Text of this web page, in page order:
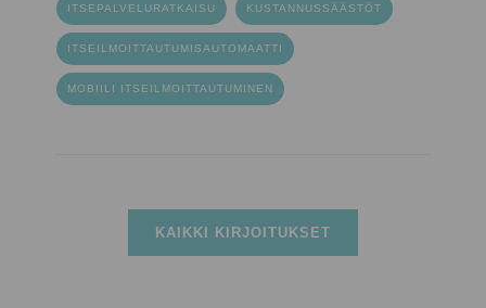
ITSEPALVELURATKAISU KUSTANNUSSÄÄSTÖT
ITSEILMOITTAUTUMISAUTOMAATTI
MOBIILI ITSEILMOITTAUTUMINEN
KAIKKI KIRJOITUKSET